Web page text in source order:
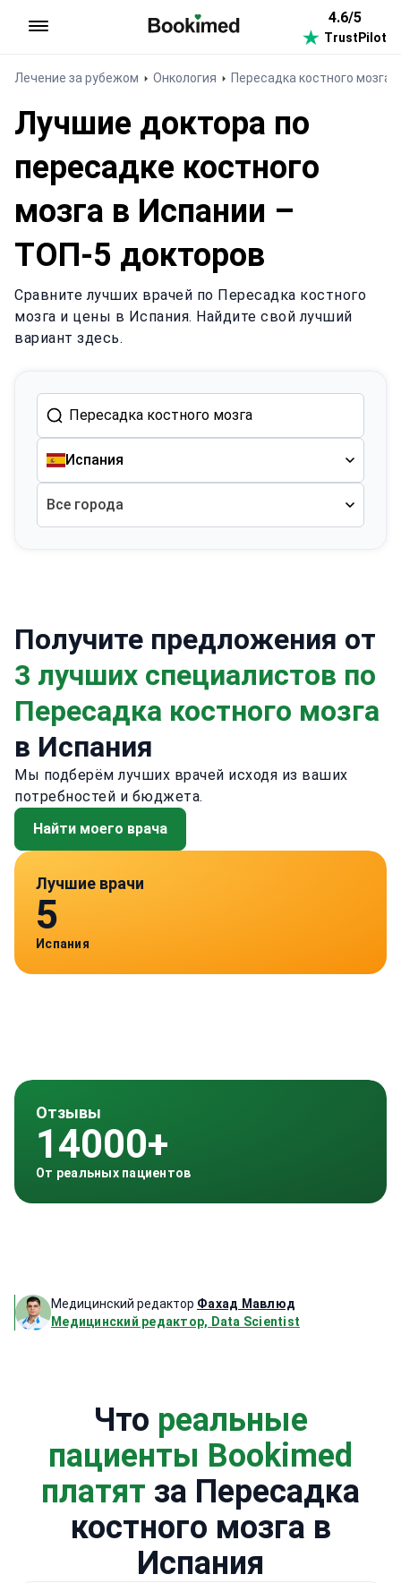
4.6/5
TrustPilot
Лечение за рубежом Онкология Пересадка костного мозга
Лучшие доктора по
пересадке костного
мозга в Испании –
ТОП-5 докторов
Сравните лучших врачей по Пересадка костного
мозга и цены в Испания. Найдите свой лучший
вариант здесь.
Испания
Все города
Получите предложения от
3 лучших специалистов по
Пересадка костного мозга
в Испания
Мы подберём лучших врачей исходя из ваших
потребностей и бюджета.
Найти моего врача
Медицинский редактор Фахад Мавлюд
Медицинский редактор, Data Scientist
Лучшие врачи
5
Испания
Отзывы
14000+
От реальных пациентов
Что реальные
пациенты Bookimed
платят за Пересадка
костного мозга в
Испания